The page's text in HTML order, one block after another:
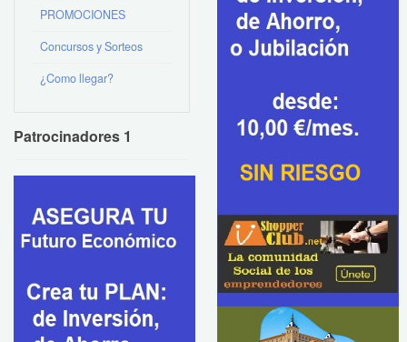
PROMOCIONES
Concursos y Sorteos
¿Como llegar?
Patrocinadores 1